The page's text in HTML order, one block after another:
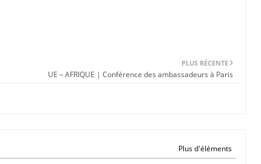
PLUS RÉCENTE
UE – AFRIQUE | Conférence des ambassadeurs à Paris
Plus d'éléments